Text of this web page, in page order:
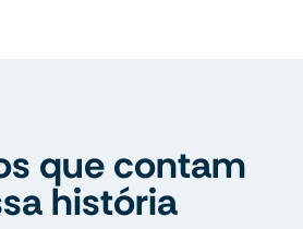
que contam
história